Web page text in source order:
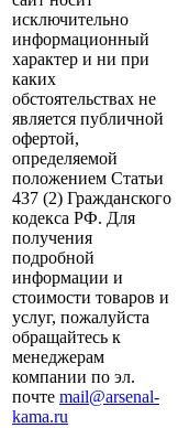
исключительно
информационный
характер и ни при
каких
обстоятельствах не
является публичной
офертой,
определяемой
положением Статьи
437 (2) Гражданского
кодекса РФ. Для
получения
подробной
информации и
стоимости товаров и
услуг, пожалуйста
обращайтесь к
менеджерам
компании по эл.
почте mail@arsenal-
kama.ru